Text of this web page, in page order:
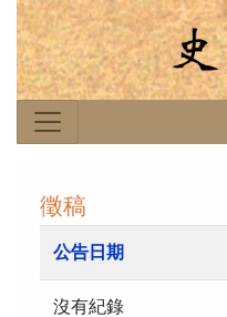
徵稿
公告日期
沒有紀錄